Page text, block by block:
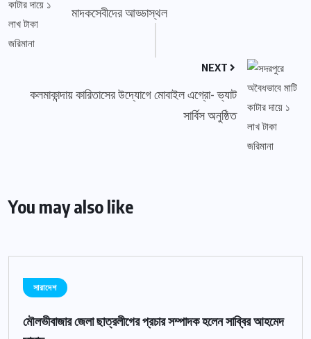
মাদকসেবীদের আড্ডাস্থল
NEXT
কলমাকান্দায় কারিতাসের উদ্যোগে মোবাইল এগ্রো- ভ্যাট
সার্বিস অনুষ্ঠিত
You may also like
সারাদেশ
মৌলভীবাজার জেলা ছাত্রলীগের প্রচার সম্পাদক হলেন সাব্বির আহমেদ